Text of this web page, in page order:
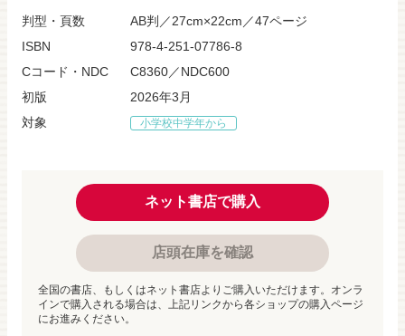
判型・頁数
AB判／27cm×22cm／47ページ
ISBN
978-4-251-07786-8
Cコード・NDC
C8360／NDC600
初版
2026年3月
対象
小学校中学年から
ネット書店で購入
店頭在庫を確認
全国の書店、もしくはネット書店よりご購入いただけます。オンラ
インで購入される場合は、上記リンクから各ショップの購入ページ
にお進みください。